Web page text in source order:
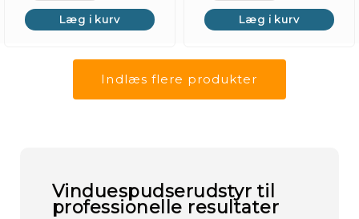
Læg i kurv Læg i kurv
Indlæs flere produkter
Vinduespudserudstyr til
professionelle resultater